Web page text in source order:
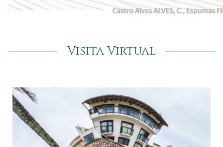
Visita Virtual